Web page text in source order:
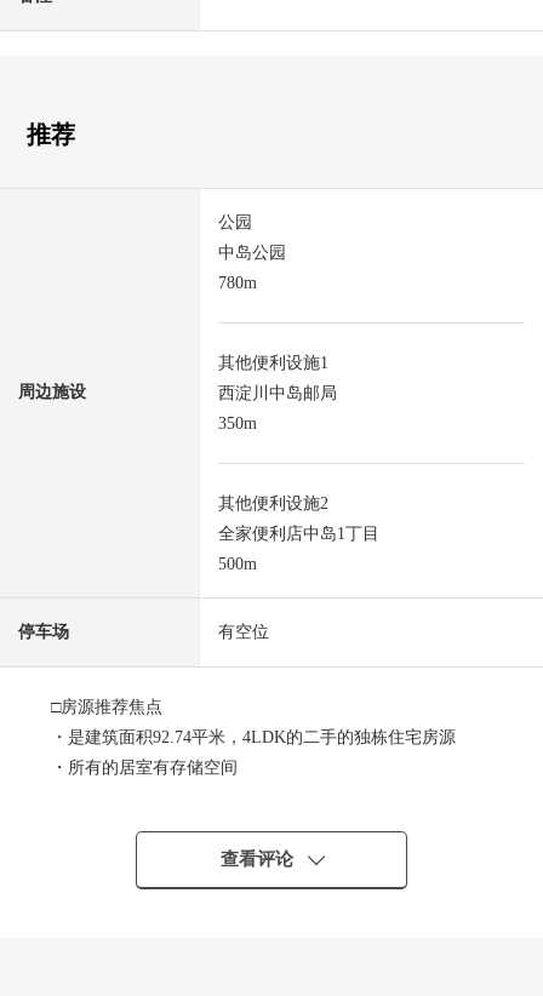
推荐
周边施设
公园
中岛公园
780m
其他便利设施1
西淀川中岛邮局
350m
其他便利设施2
全家便利店中岛1丁目
500m
停车场 有空位
□房源推荐焦点
・是建筑面积92.74平米，4LDK的二手的独栋住宅房源
・所有的居室有存储空间
・约15张塌塌米能注视宽敞的生活的柜台厨房
・有智能浴缸，浴室烘干机，组合厨房等的设备
查看评论